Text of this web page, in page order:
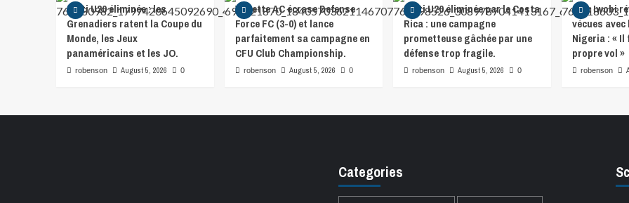
Haïti U20 éliminée : les
Grenadiers ratent la Coupe du
Monde, les Jeux
panaméricains et les JO.
robenson August 5, 2026 0
Violette AC écrase Defense
Force FC (3-0) et lance
parfaitement sa campagne en
CFU Club Championship.
robenson August 5, 2026 0
Haïti U20 éliminée par le Costa
Rica : une campagne
prometteuse gâchée par une
défense trop fragile.
robenson August 5, 2026 0
Alex Iwobi
vécues
Nigeria : «
propre vol »
robenson
Categories